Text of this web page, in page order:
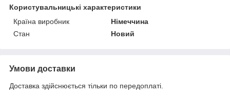
Користувальницькі характеристики
Країна виробник
Німеччина
Стан
Новий
Умови доставки
Доставка здійснюється тільки по передоплаті.